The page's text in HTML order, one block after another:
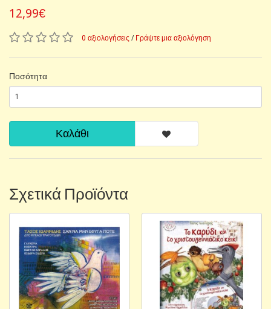
12,99€
0 αξιολογήσεις / Γράψτε μια αξιολόγηση
Ποσότητα
Καλάθι
Σχετικά Προϊόντα